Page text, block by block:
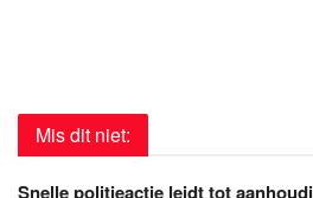
Mis dit niet:
Snelle politieactie leidt tot